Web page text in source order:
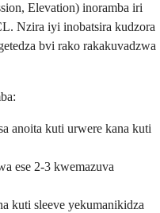
Elevation) inoramba iri
Nzira iyi inobatsira kudzora
bvi rako rakakuvadzwa
anoita kuti urwere kana kuti
ese 2-3 kwemazuva
kuti sleeve yekumanikidza